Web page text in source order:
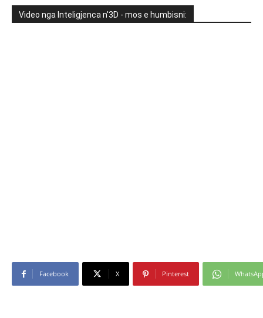
Video nga Inteligjenca n'3D - mos e humbisni:
Facebook X Pinterest